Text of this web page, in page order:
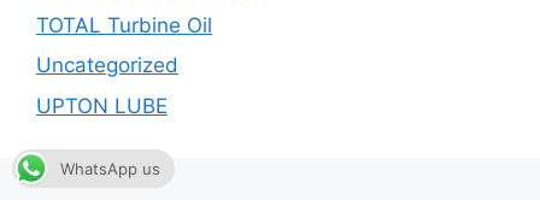
TOTAL Turbine Oil
Uncategorized
UPTON LUBE
WhatsApp us